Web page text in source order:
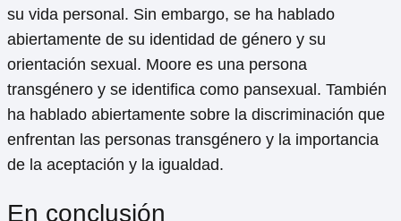
su vida personal. Sin embargo, se ha hablado
abiertamente de su identidad de género y su
orientación sexual. Moore es una persona
transgénero y se identifica como pansexual. También
ha hablado abiertamente sobre la discriminación que
enfrentan las personas transgénero y la importancia
de la aceptación y la igualdad.
En conclusión